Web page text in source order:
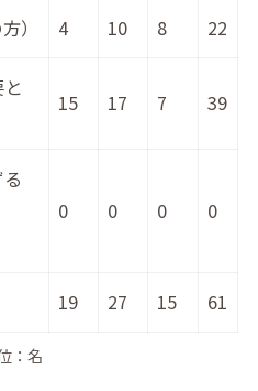
） 4 10 8 22
15 17 7 39
0 0 0 0
19 27 15 61
：名